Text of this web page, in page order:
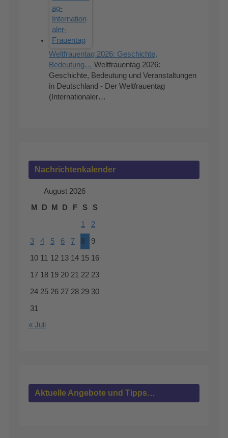
Weltfrauentag 2026: Geschichte,
Bedeutung… Weltfrauentag 2026:
Geschichte, Bedeutung und Veranstaltungen
in Deutschland - Der Weltfrauentag
(Internationaler…
Nachrichtenkalender
August 2026
M
D M D F S S
1 2
3 4 5 6 7 8 9
10 11 12 13 14 15 16
17 18 19 20 21 22 23
24 25 26 27 28 29 30
31
« Juli
Aktuelle Angebote und Tipps…